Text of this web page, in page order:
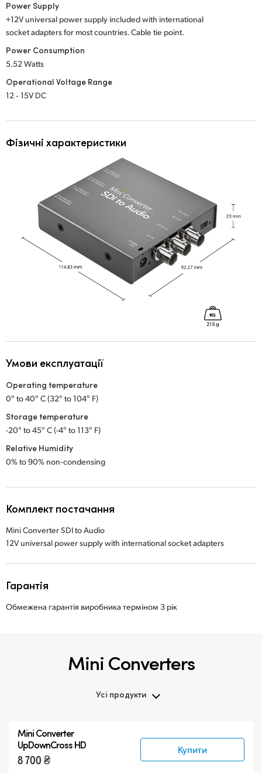
Power Supply
+12V universal power supply included with international
socket adapters for most countries. Cable tie point.
Power Consumption
5.52 Watts
Operational Voltage Range
12 ‑ 15V DC
Фізичні характеристики
Умови експлуатації
Operating temperature
0° to 40° C (32° to 104° F)
Storage temperature
-20° to 45° C (-4° to 113° F)
Relative Humidity
0% to 90% non‑condensing
Комплект постачання
Mini Converter SDI to Audio
12V universal power supply with international socket adapters
Гарантія
Обмежена гарантія виробника терміном 3 рік
Mini Converters
Усі продукти
3G-SDI Mini Converters
6G-SDI Mini Converters
Mini Converter
UpDownCross HD
8 700 ₴
Купити